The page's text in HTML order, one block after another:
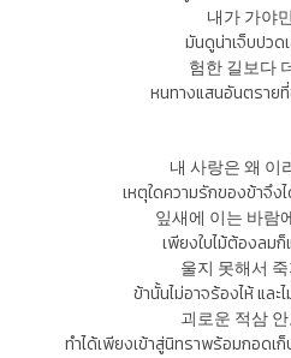
내가 가야
มันดูน่าเจ็บปวด
험한 길보다
หนทางแสนอันตราย
내 사랑은 왜 이
เหตุใดความรักของข้าจึง
잎새에 이는 바람
เพียงใบไม้ต้องลม
울지 못해서
ข้านั้นไม่อาจร้องไห้ และ
괴로운 적삼
ทำได้เพียงเข้าสู่นิทราพร้อมกอดเ